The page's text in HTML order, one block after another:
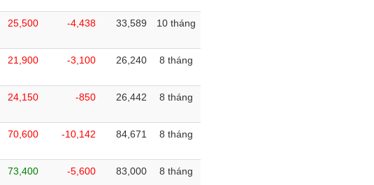
25,500 -4,438 33,589 10 tháng
21,900 -3,100 26,240 8 tháng
24,150 -850 26,442 8 tháng
70,600 -10,142 84,671 8 tháng
73,400 -5,600 83,000 8 tháng